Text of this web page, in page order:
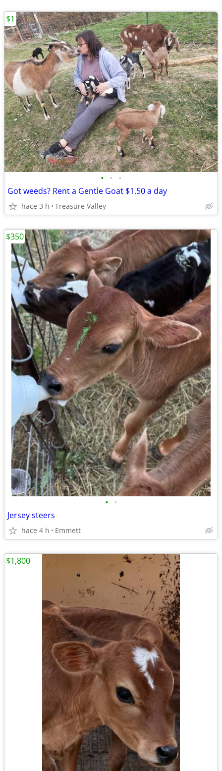
• • •
Got weeds? Rent a Gentle Goat $1.50 a day
hace 3 h Treasure Valley
$1
• •
Jersey steers
hace 4 h Emmett
$350
$1,800